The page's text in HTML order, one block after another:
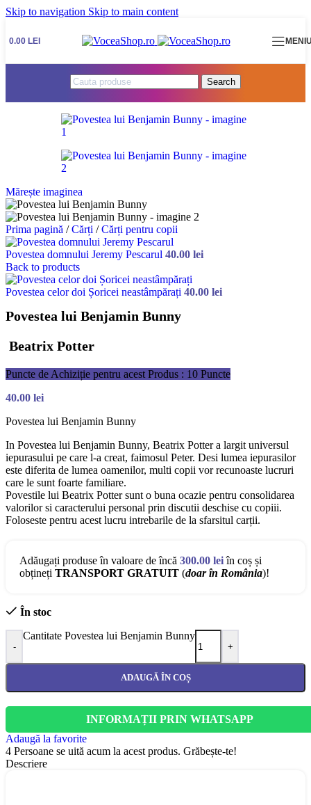
Skip to navigation Skip to main content
0.00 LEI
Search
Mărește imaginea
Prima pagină / Cărți / Cărți pentru copii
Povestea domnului Jeremy Pescarul 40.00 lei
Back to products
Povestea celor doi Șoricei neastâmpărați 40.00 lei
Povestea lui Benjamin Bunny
Beatrix Potter
Puncte de Achiziție pentru acest Produs : 10 Puncte
40.00 lei
Povestea lui Benjamin Bunny
In Povestea lui Benjamin Bunny, Beatrix Potter a largit universul
iepurasului pe care l-a creat, faimosul Peter. Desi lumea iepurasilor
este diferita de lumea oamenilor, multi copii vor recunoaste lucruri
care le sunt foarte familiare.
Povestile lui Beatrix Potter sunt o buna ocazie pentru consolidarea
valorilor si caracterului personal prin discutii deschise cu copiii.
Foloseste pentru acest lucru intrebarile de la sfarsitul carții.
Adăugați produse în valoare de încă 300.00 leiîn coș și
obțineți TRANSPORT GRATUIT (doar în România)!
În stoc
-
Cantitate Povestea lui Benjamin Bunny
+
ADAUGĂ ÎN COȘ
INFORMAȚII PRIN WHATSAPP
Adaugă la favorite
4 Persoane se uită acum la acest produs. Grăbește-te!
Descriere